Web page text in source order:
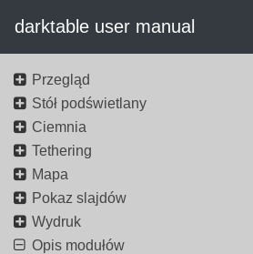
darktable user manual
Przegląd
Stół podświetlany
Ciemnia
Tethering
Mapa
Pokaz slajdów
Wydruk
Opis modułów